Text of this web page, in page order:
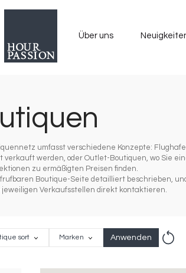
Über uns
umfasst verschiedene Konzepte:
werden, oder Outlet-Boutiquen, wo Sie
zu ermäßigten Preisen finden.
Boutique-Seite detailliert beschrieben,
jeweiligen Verkaufsstellen direkt kontaktieren.
sort Marken
Marken
Reset